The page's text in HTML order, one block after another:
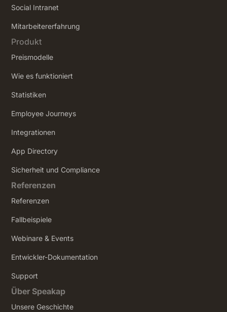
Social Intranet
‍Mitarbeitererfahrung
Produkt
Preismodelle
Wie es funktioniert
Statistiken
Employee Journeys
Integrationen
App Directory
Sicherheit und Compliance
Referenzen
Referenzen
Fallbeispiele
Webinare & Events
Entwickler-Dokumentation
Support
Über Speakap
Unsere Geschichte